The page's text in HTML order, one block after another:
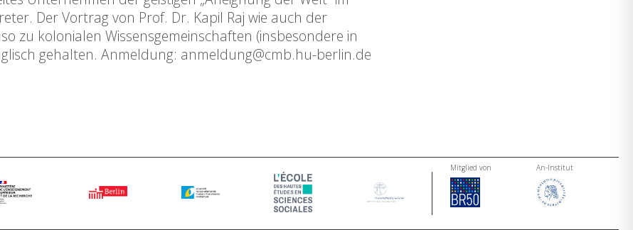
Der Vortrag von Prof. Dr. Kapil Raj wie auch der
zu kolonialen Wissensgemeinschaften (insbesondere in
gehalten. Anmeldung: anmeldung@cmb.hu-berlin.de
Mitglied von An-Institut